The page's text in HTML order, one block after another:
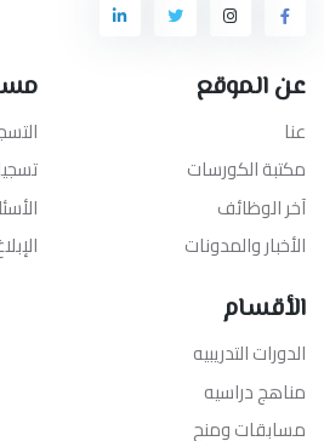
عن الموقع
عنا
مكتبة الكورسات
آخر الوظائف
الأخبار والمدونات
الأقسام
الدورات التدريبيه
مناهج دراسيه
مسابقات ومنح